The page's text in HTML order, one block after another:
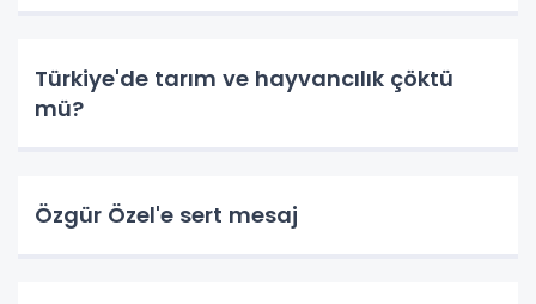
Türkiye'de tarım ve hayvancılık çöktü
mü?
Özgür Özel'e sert mesaj